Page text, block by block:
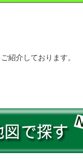
紹介しております。